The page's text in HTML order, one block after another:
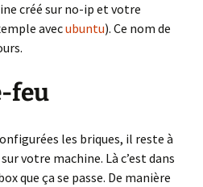
créé sur no-ip et votre
avecubuntu). Ce nom de
feu
les briques, il reste à
votre machine. Là c’est dans
que ça se passe. De manière